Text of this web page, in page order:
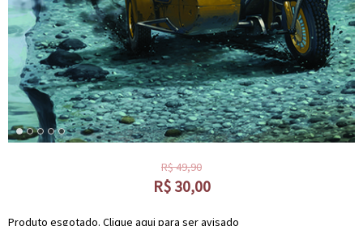
R$49,90
R$ 30,00
Produto esgotado. Clique aqui para ser avisado